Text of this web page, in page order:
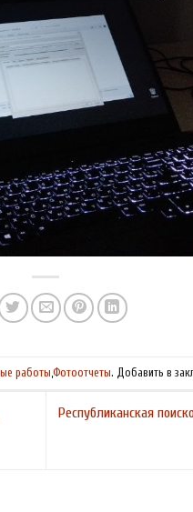
работы,Фотоотчеты. Добавить в
Республиканская